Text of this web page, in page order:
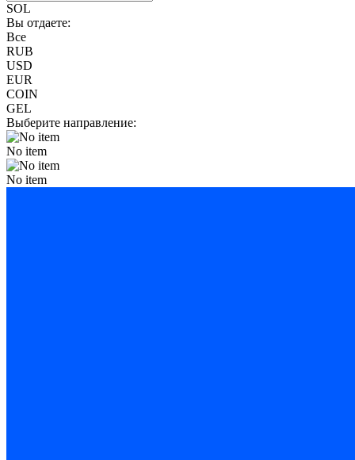
SOL
Вы отдаете:
Все
RUB
USD
EUR
COIN
GEL
Выберите направление:
No item
No item